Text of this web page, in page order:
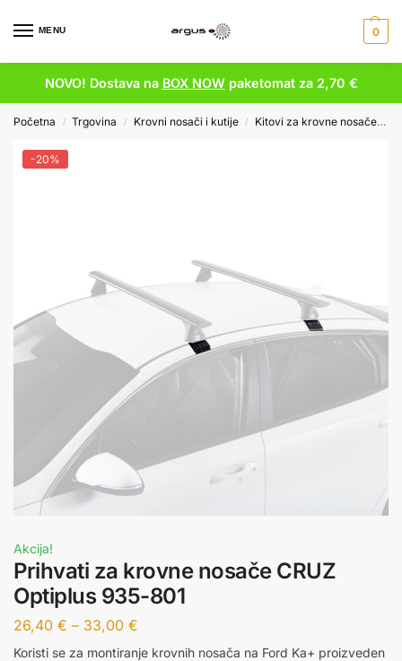
MENU 0
NOVO! Dostava na BOX NOWpaketomat za 2,70 €
Početna / Trgovina / Krovni nosači i kutije / Kitovi za krovne nosače
-20%
Akcija!
Prihvati za krovne nosače CRUZ
Optiplus 935-801
26,40 € – 33,00 €
Koristi se za montiranje krovnih nosača na Ford Ka+ proizveden